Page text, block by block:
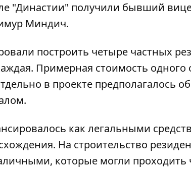
"Династии" получили бывший
Миндич.
построить четыре частных
Примерная стоимость одного
в проекте предполагалось
как легальными
На строительство
которые могли проходить